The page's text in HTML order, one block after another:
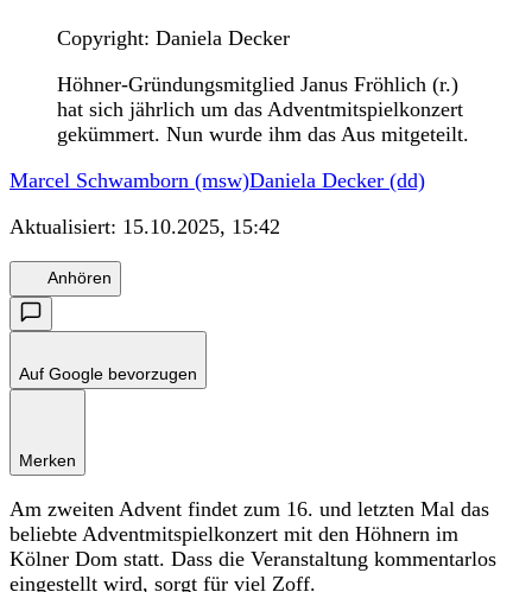
Copyright: Daniela Decker
Höhner-Gründungsmitglied Janus Fröhlich (r.)
hat sich jährlich um das Adventmitspielkonzert
gekümmert. Nun wurde ihm das Aus mitgeteilt.
Marcel Schwamborn (msw)Daniela Decker (dd)
Aktualisiert: 15.10.2025, 15:42
Anhören
Auf Google bevorzugen
Merken
Am zweiten Advent findet zum 16. und letzten Mal das
beliebte Adventmitspielkonzert mit den Höhnern im
Kölner Dom statt. Dass die Veranstaltung kommentarlos
eingestellt wird, sorgt für viel Zoff.